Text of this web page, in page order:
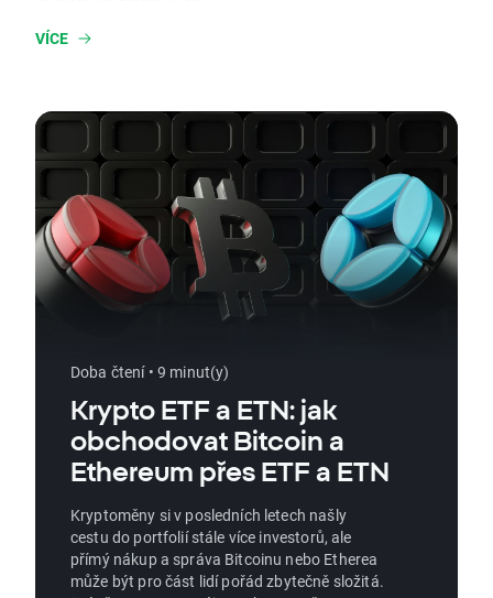
VÍCE
Doba čtení • 9 minut(y)
Krypto ETF a ETN: jak
obchodovat Bitcoin a
Ethereum přes ETF a ETN
Kryptoměny si v posledních letech našly
cestu do portfolií stále více investorů, ale
přímý nákup a správa Bitcoinu nebo Etherea
může být pro část lidí pořád zbytečně složitá.